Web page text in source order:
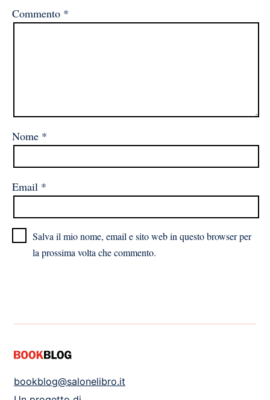
Commento *
Nome *
Email *
Salva il mio nome, email e sito web in questo browser per
la prossima volta che commento.
bookblog@salonelibro.it